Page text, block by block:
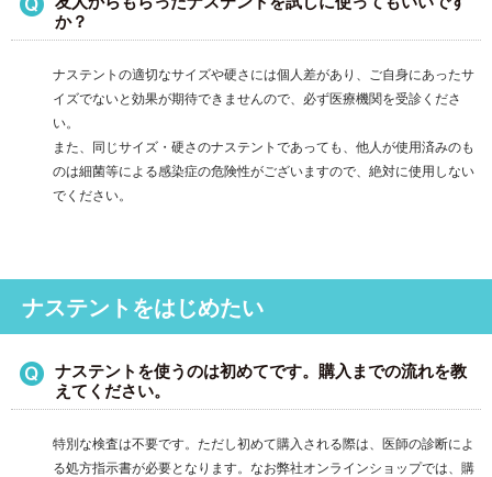
か？
ナステントの適切なサイズや硬さには個人差があり、ご自身にあったサ
イズでないと効果が期待できませんので、必ず医療機関を受診くださ
い。
また、同じサイズ・硬さのナステントであっても、他人が使用済みのも
のは細菌等による感染症の危険性がございますので、絶対に使用しない
でください。
ナステントをはじめたい
ナステントを使うのは初めてです。購入までの流れを教
えてください。
特別な検査は不要です。ただし初めて購入される際は、医師の診断によ
る処方指示書が必要となります。 なお弊社オンラインショップでは、購